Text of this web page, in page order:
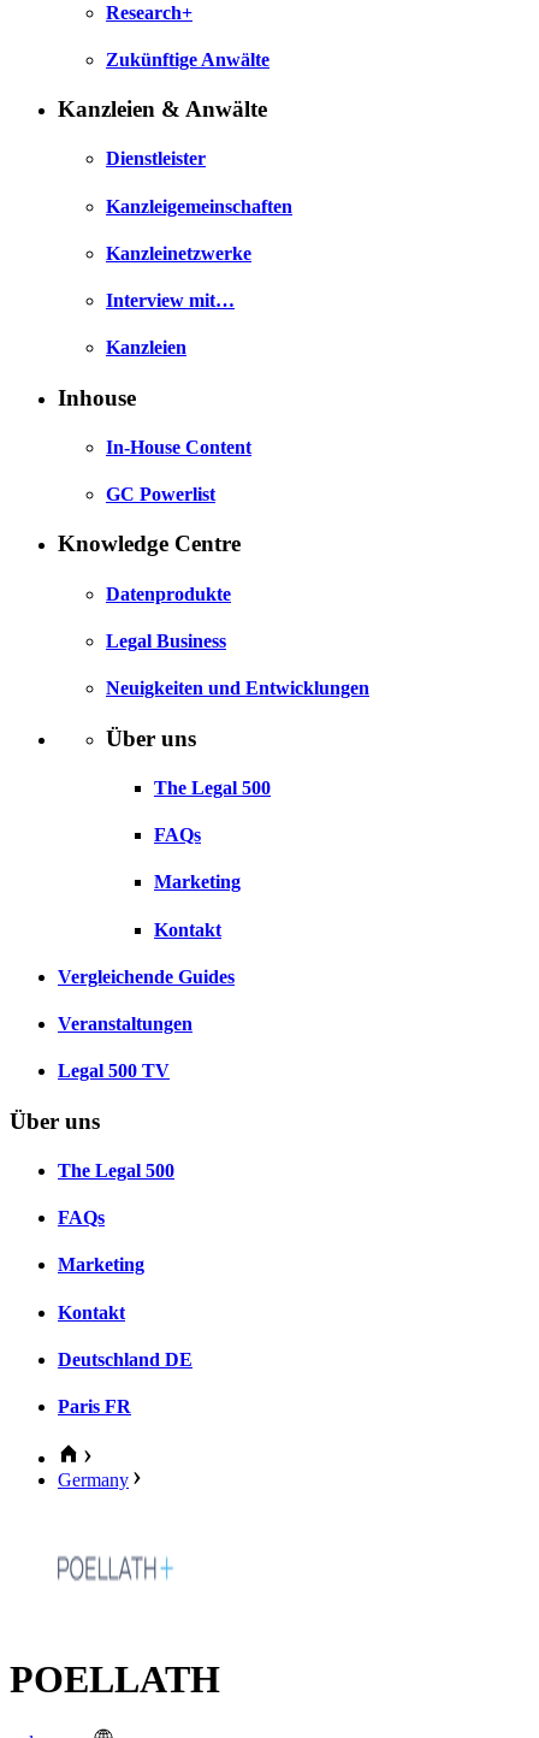
Research+
Zukünftige Anwälte
Kanzleien & Anwälte
Dienstleister
Kanzleigemeinschaften
Kanzleinetzwerke
Interview mit…
Kanzleien
Inhouse
In-House Content
GC Powerlist
Knowledge Centre
Datenprodukte
Legal Business
Neuigkeiten und Entwicklungen
Über uns
The Legal 500
FAQs
Marketing
Kontakt
Vergleichende Guides
Veranstaltungen
Legal 500 TV
Über uns
The Legal 500
FAQs
Marketing
Kontakt
Deutschland DE
Paris FR
Germany
POELLATH